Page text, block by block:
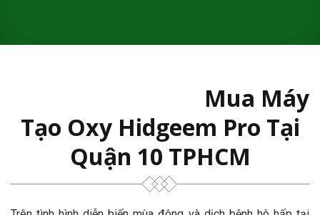
Mua Máy
Tạo Oxy Hidgeem Pro Tại
Quận 10 TPHCM